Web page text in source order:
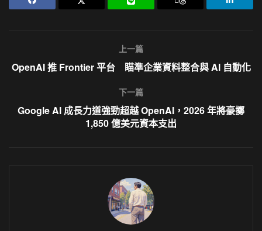
上一篇
OpenAI 推 Frontier 平台 瞄準企業資料整合與 AI 自動化
下一篇
Google AI 成長力道強勁超越 OpenAI，2026 年將豪擲
1,850 億美元資本支出